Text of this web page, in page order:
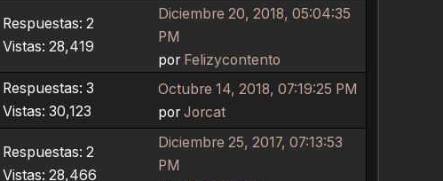
Respuestas: 2
Vistas: 28,419
Diciembre 20, 2018, 05:04:35
PM
por Felizycontento
Respuestas: 3
Vistas: 30,123
Octubre 14, 2018, 07:19:25 PM
por Jorcat
Respuestas: 2
Vistas: 28,466
Diciembre 25, 2017, 07:13:53
PM